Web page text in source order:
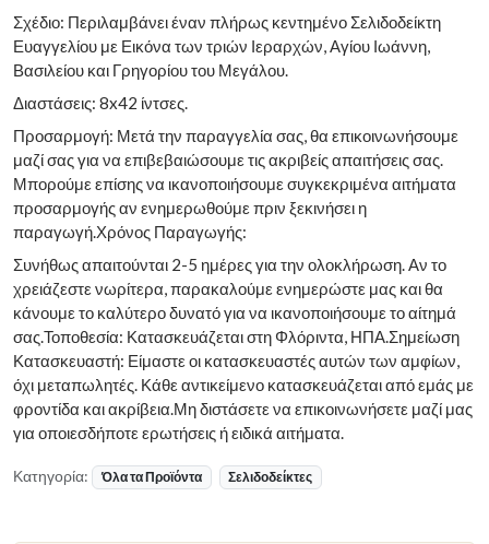
Σχέδιο: Περιλαμβάνει έναν πλήρως κεντημένο Σελιδοδείκτη
Ευαγγελίου με Εικόνα των τριών Ιεραρχών, Αγίου Ιωάννη,
Βασιλείου και Γρηγορίου του Μεγάλου.
Διαστάσεις: 8x42 ίντσες.
Προσαρμογή: Μετά την παραγγελία σας, θα επικοινωνήσουμε
μαζί σας για να επιβεβαιώσουμε τις ακριβείς απαιτήσεις σας.
Μπορούμε επίσης να ικανοποιήσουμε συγκεκριμένα αιτήματα
προσαρμογής αν ενημερωθούμε πριν ξεκινήσει η
παραγωγή.Χρόνος Παραγωγής:
Συνήθως απαιτούνται 2-5 ημέρες για την ολοκλήρωση. Αν το
χρειάζεστε νωρίτερα, παρακαλούμε ενημερώστε μας και θα
κάνουμε το καλύτερο δυνατό για να ικανοποιήσουμε το αίτημά
σας.Τοποθεσία: Κατασκευάζεται στη Φλόριντα, ΗΠΑ.Σημείωση
Κατασκευαστή: Είμαστε οι κατασκευαστές αυτών των αμφίων,
όχι μεταπωλητές. Κάθε αντικείμενο κατασκευάζεται από εμάς με
φροντίδα και ακρίβεια.Μη διστάσετε να επικοινωνήσετε μαζί μας
για οποιεσδήποτε ερωτήσεις ή ειδικά αιτήματα.
Κατηγορία: Όλα τα Προϊόντα Σελιδοδείκτες